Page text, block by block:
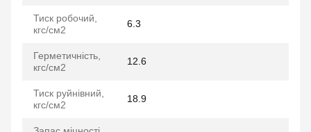
Тиск робочий,
кгс/см2
6.3
Герметичність,
кгс/см2
12.6
Тиск руйнівний,
кгс/см2
18.9